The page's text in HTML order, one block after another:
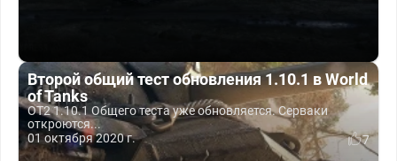
Второй общий тест обновления 1.10.1 в World
of Tanks
OT2 1.10.1 Общего теста уже обновляется. Серваки
откроются...
01 октября 2020 г.
7